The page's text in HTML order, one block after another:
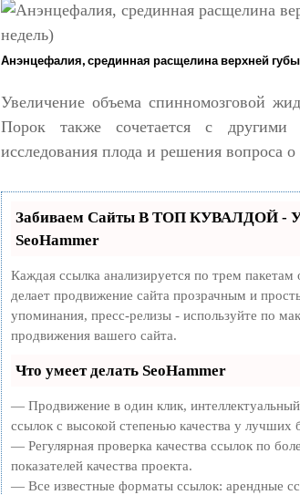
Анэнцефалия, срединная расщелина верхней
Увеличение объема спинномозговой
Порок также сочетается с другими
исследования плода и решения вопроса
Забиваем Сайты В ТОП КУВАЛДОЙ -
SeoHammer
Каждая ссылка анализируется по трем пакетам
делает продвижение сайта прозрачным и
упоминания, пресс-релизы - используйте по
продвижения вашего сайта.
Что умеет делать SeoHammer
— Продвижение в один клик,
ссылок с высокой степенью качества у лучших
— Регулярная проверка качества ссылок по
показателей качества проекта.
— Все известные форматы ссылок: арендные